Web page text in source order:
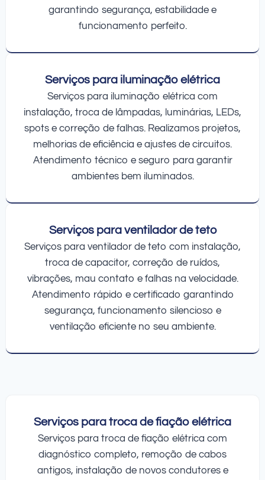
garantindo segurança, estabilidade e
funcionamento perfeito.
Serviços para iluminação elétrica
Serviços para iluminação elétrica com
instalação, troca de lâmpadas, luminárias, LEDs,
spots e correção de falhas. Realizamos projetos,
melhorias de eficiência e ajustes de circuitos.
Atendimento técnico e seguro para garantir
ambientes bem iluminados.
Serviços para ventilador de teto
Serviços para ventilador de teto com instalação,
troca de capacitor, correção de ruídos,
vibrações, mau contato e falhas na velocidade.
Atendimento rápido e certificado garantindo
segurança, funcionamento silencioso e
ventilação eficiente no seu ambiente.
Serviços para troca de fiação elétrica
Serviços para troca de fiação elétrica com
diagnóstico completo, remoção de cabos
antigos, instalação de novos condutores e